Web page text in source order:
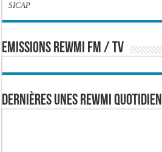
SICAP
EMISSIONS REWMI FM / TV
Dernières Unes Rewmi Quotidien